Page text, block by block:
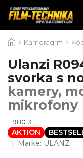
Inhalt Kameragriff
Ulanzi
svorka s
kamery,
mikrofony
98013
AKTION
Marke: ULANZI